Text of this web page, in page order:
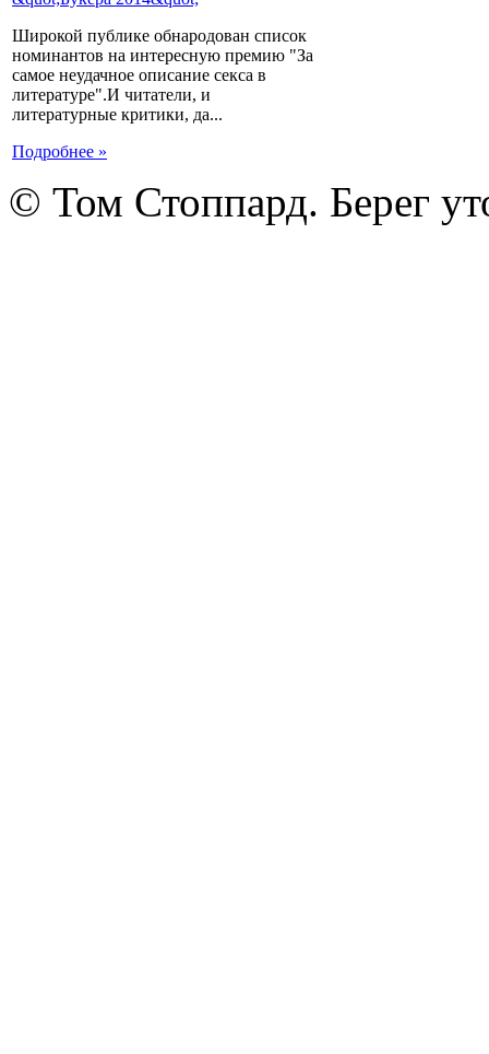
Широкой публике обнародован список
номинантов на интересную премию "За
самое неудачное описание секса в
литературе".И читатели, и
литературные критики, да...
Подробнее »
© Том Стоппард. Берег